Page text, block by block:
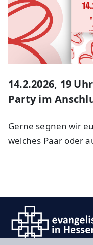
14.2.2026, 19
Party im
Gerne segnen wir
welches Paar oder